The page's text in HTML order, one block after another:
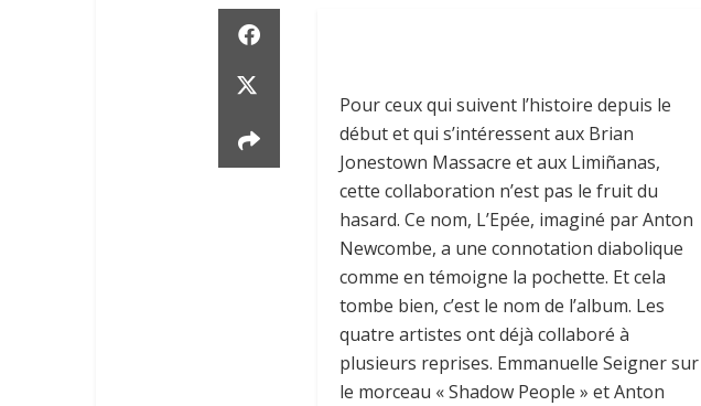
Pour ceux qui suivent l’histoire depuis le
début et qui s’intéressent aux Brian
Jonestown Massacre et aux Limiñanas,
cette collaboration n’est pas le fruit du
hasard. Ce nom, L’Epée, imaginé par Anton
Newcombe, a une connotation diabolique
comme en témoigne la pochette. Et cela
tombe bien, c’est le nom de l’album. Les
quatre artistes ont déjà collaboré à
plusieurs reprises. Emmanuelle Seigner sur
le morceau « Shadow People » et Anton